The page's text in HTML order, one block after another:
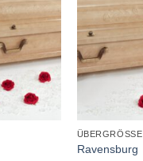
ÜBERGRÖSSE
Ravensburg